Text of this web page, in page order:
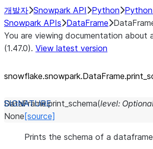
개발자 Snowpark API Python
Snowpark APIs DataFrame
You are viewing documentation about
(1.47.0). View latest version
snowflake.snowpark.DataFrame.print_
DataFrame.print_schema(level:
None [source]
Prints the schema of a